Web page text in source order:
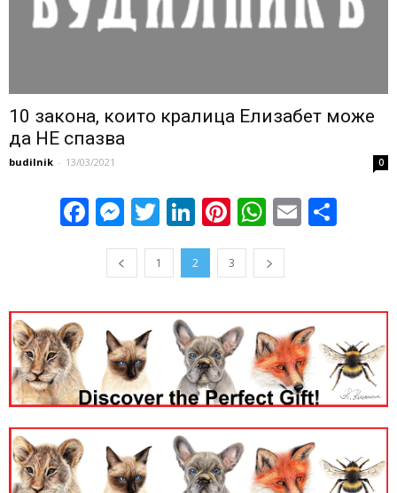
10 закона, които кралица Елизабет може
да НЕ спазва
budilnik - 13/03/2021 0
Facebook
Messenger
Twitter
LinkedIn
Pinterest
WhatsApp
Email
1 2 3